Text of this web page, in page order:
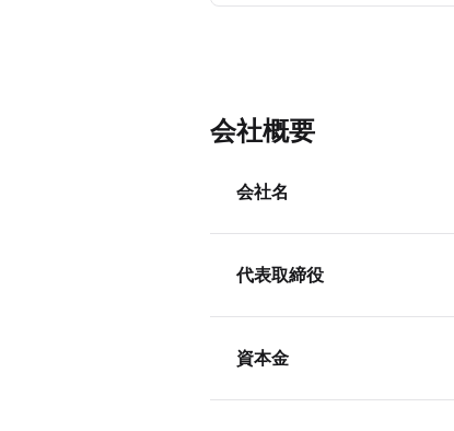
会社概要
会社名
代表取締役
資本金